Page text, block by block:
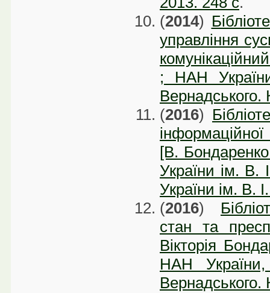
(2014)
управління
; НАН
Вернадського.
(2016)
[В.
України ім. В.
України ім. В.
(2016)
стан та
Вікторія
НАН